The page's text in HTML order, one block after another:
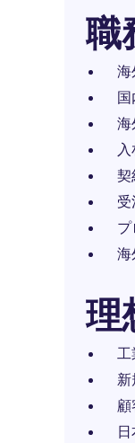
職
海
海
契
受
海
理
工